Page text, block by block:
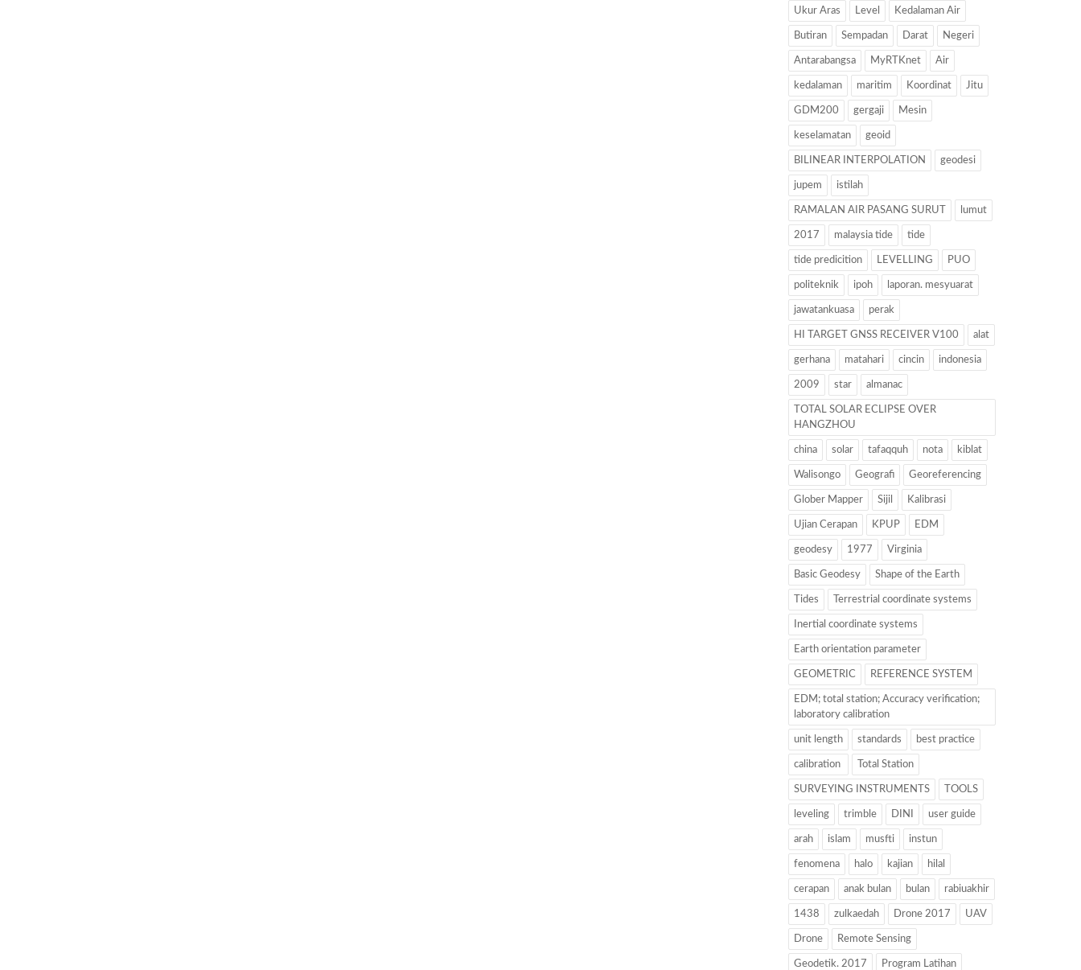
Ukur Aras Level Kedalaman Air
Butiran Sempadan Darat Negeri
Antarabangsa MyRTKnet Air
kedalaman maritim Koordinat Jitu
GDM200 gergaji Mesin
keselamatan geoid
BILINEAR INTERPOLATION geodesi
jupem istilah
RAMALAN AIR PASANG SURUT lumut
2017 malaysia tide tide
tide predicition LEVELLING PUO
politeknik ipoh laporan. mesyuarat
jawatankuasa perak
HI TARGET GNSS RECEIVER V100 alat
gerhana matahari cincin indonesia
2009 star almanac
TOTAL SOLAR ECLIPSE OVER
HANGZHOU
china solar tafaqquh nota kiblat
Walisongo Geografi Georeferencing
Glober Mapper Sijil Kalibrasi
Ujian Cerapan KPUP EDM
geodesy 1977 Virginia
Basic Geodesy Shape of the Earth
Tides Terrestrial coordinate systems
Inertial coordinate systems
Earth orientation parameter
GEOMETRIC REFERENCE SYSTEM
EDM; total station; Accuracy verification;
laboratory calibration
unit length standards best practice
calibration Total Station
SURVEYING INSTRUMENTS TOOLS
leveling trimble DINI user guide
arah islam musfti instun
fenomena halo kajian hilal
cerapan anak bulan bulan rabiuakhir
1438 zulkaedah Drone 2017 UAV
Drone Remote Sensing
Geodetik. 2017 Program Latihan